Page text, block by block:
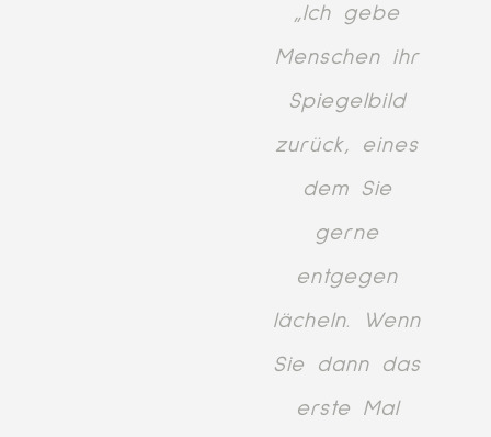
„Ich gebe
Menschen ihr
Spiegelbild
zurück, eines
dem Sie
gerne
entgegen
lächeln. Wenn
Sie dann das
erste Mal